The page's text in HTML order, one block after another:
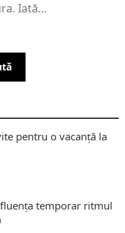
Iată…
pentru o vacanță la
temporar ritmul